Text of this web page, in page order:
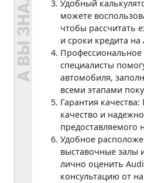
Удобный
можете
чтобы рассчитать
и сроки кредита на
специалисты
автомобиля,
всеми этапами
Гарантия
качество и
Удобное
выставочные залы
лично оценить
консультацию от